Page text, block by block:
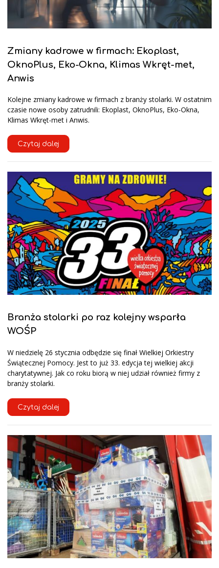
Zmiany kadrowe w firmach: Ekoplast,
OknoPlus, Eko-Okna, Klimas Wkręt-met,
Anwis
Kolejne zmiany kadrowe w firmach z branży stolarki. W ostatnim
czasie nowe osoby zatrudnili: Ekoplast, OknoPlus, Eko-Okna,
Klimas Wkręt-met i Anwis.
Czytaj dalej
Branża stolarki po raz kolejny wsparła
WOŚP
W niedzielę 26 stycznia odbędzie się finał Wielkiej Orkiestry
Świątecznej Pomocy. Jest to już 33. edycja tej wielkiej akcji
charytatywnej. Jak co roku biorą w niej udział również firmy z
branży stolarki.
Czytaj dalej